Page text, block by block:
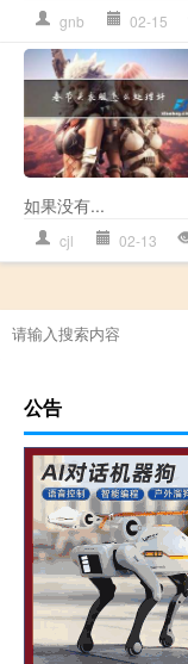
gnb 02-15
如果没有...
cjl 02-13
公告